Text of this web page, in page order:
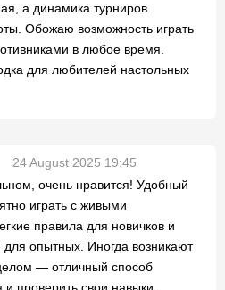
а динамика турниров
Обожаю возможность играть
в любое время.
для любителей настольных
24 August 2025 19:45
очень нравится! Удобный
играть с живыми
правила для новичков и
для опытных. Иногда возникают
— отличный способ